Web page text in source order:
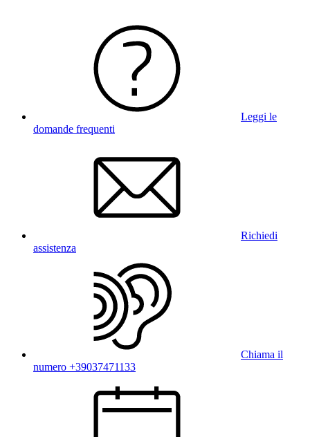
Leggi le
domande frequenti
Richiedi
assistenza
Chiama il
numero +39037471133